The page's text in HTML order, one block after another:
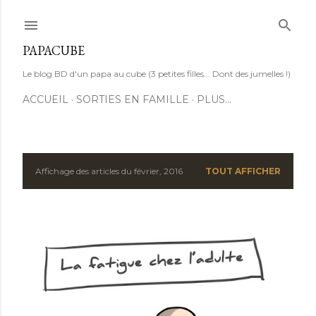
PAPACUBE
Le blog BD d'un papa au cube (3 petites filles... Dont des jumelles !)
ACCUEIL SORTIES EN FAMILLE PLUS…
AAffichage des articles du février, 2016 TOUT AFFICHER